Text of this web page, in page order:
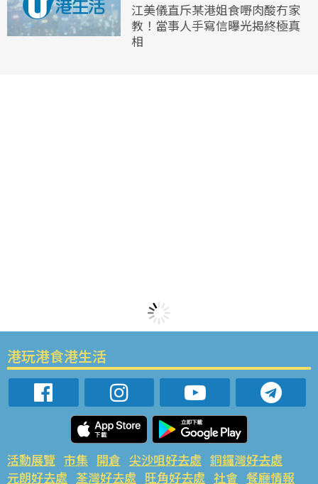
江美儀直斥某港姐食嘢肉酸冇家
教！當事人手寫信曝光揭終極真
相
港玩港食港生活
活動展覽 市集 開倉 尖沙咀好去處 銅鑼灣好去處
元朗好去處 荃灣好去處 旺角好去處 社會 餐廳情報